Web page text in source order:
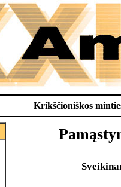
Krikščioniškos